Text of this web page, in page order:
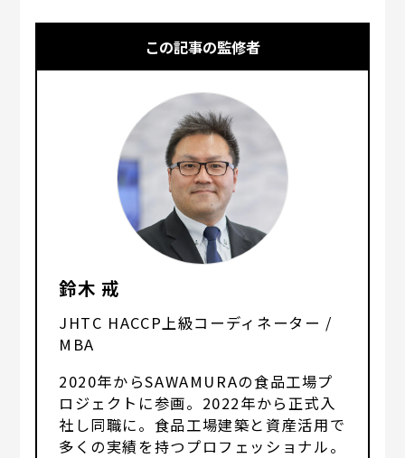
この記事の監修者
鈴木 戒
JHTC HACCP上級コーディネーター /
MBA
2020年からSAWAMURAの食品工場プ
ロジェクトに参画。2022年から正式入
社し同職に。食品工場建築と資産活用で
多くの実績を持つプロフェッショナル。